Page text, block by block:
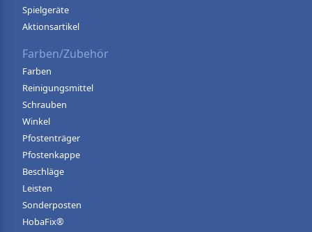
Spielgeräte
Aktionsartikel
Farben/Zubehör
Farben
Reinigungsmittel
Schrauben
Winkel
Pfostenträger
Pfostenkappe
Beschläge
Leisten
Sonderposten
HobaFix®